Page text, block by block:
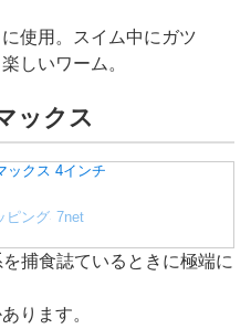
使用。スイム中にガツ
しいワーム。
ックス
ックス 4インチ
ピング 7net
捕食誌ているときに極端に
ります。